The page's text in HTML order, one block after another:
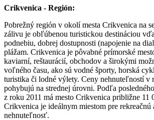
Crikvenica - Región:
Pobrežný región v okolí mesta Crikvenica na
zálivu je obľúbenou turistickou destináciou
podnebiu, dobrej dostupnosti (napojenie na
plážam. Crikvenica je pôvabné prímorské
kaviarní, reštaurácií, obchodov a širokými
voľného času, ako sú vodné športy, horská
turistika či lodné výlety. Ceny nehnuteľností v
pohybujú na strednej úrovni. Podľa
z roku 2011 má mesto Crikvenica približne 11
Crikvenica je ideálnym miestom pre rekreačnú
nehnuteľnosť.